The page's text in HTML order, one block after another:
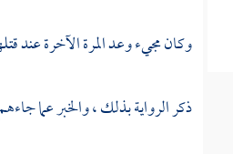
وكان مجيء وعد المرة الآخرة عند
ذكر الرواية بذلك ، والخبر عما